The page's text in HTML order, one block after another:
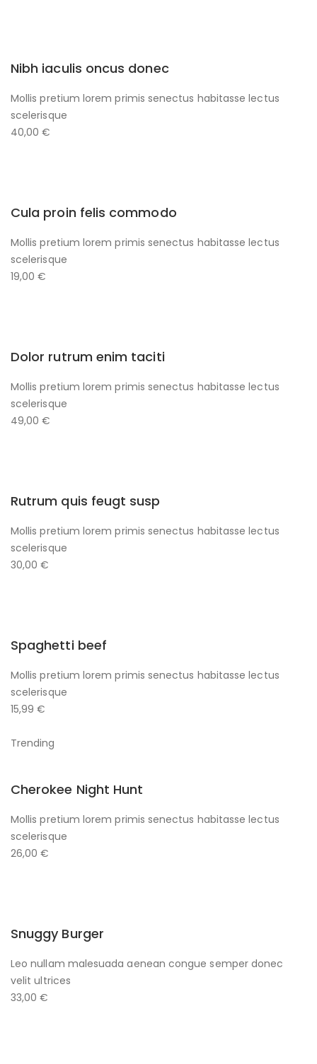
Nibh iaculis oncus donec
Mollis pretium lorem primis senectus habitasse lectus
scelerisque
40,00 €
Cula proin felis commodo
Mollis pretium lorem primis senectus habitasse lectus
scelerisque
19,00 €
Dolor rutrum enim taciti
Mollis pretium lorem primis senectus habitasse lectus
scelerisque
49,00 €
Rutrum quis feugt susp
Mollis pretium lorem primis senectus habitasse lectus
scelerisque
30,00 €
Spaghetti beef
Mollis pretium lorem primis senectus habitasse lectus
scelerisque
15,99 €
Trending
Cherokee Night Hunt
Mollis pretium lorem primis senectus habitasse lectus
scelerisque
26,00 €
Snuggy Burger
Leo nullam malesuada aenean congue semper donec
velit ultrices
33,00 €